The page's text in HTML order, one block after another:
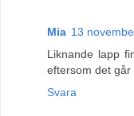
Mia 13
Liknande lapp
eftersom det går
Svara